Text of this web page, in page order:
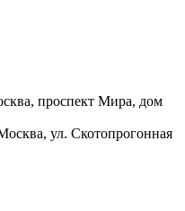
проспект Мира, дом
ул. Скотопрогонная